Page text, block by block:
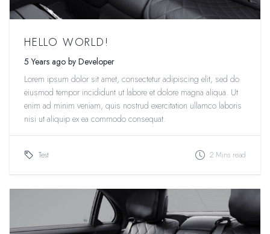
HELLO WORLD!
5 Years ago by Developer
Lorem ipsum dolor sit amet, consectetur adipiscing elit, sed do
eiusmod tempor incididunt ut labore et dolore magna aliqua. Ut
enim ad minim veniam, quis nostrud exercitation ullamco laboris
nisi ut aliquip ex ea commodo consequat.
Test 2 Mins read